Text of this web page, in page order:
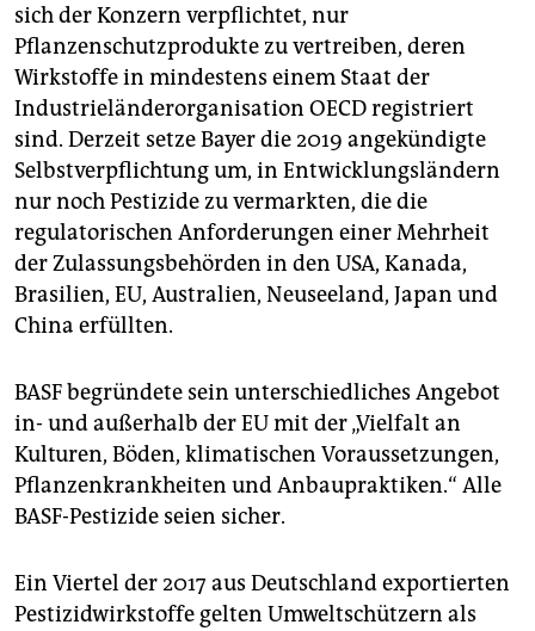
sich der Konzern verpflichtet, nur
Pflanzenschutzprodukte zu vertreiben, deren
Wirkstoffe in mindestens einem Staat der
Industrieländerorganisation OECD registriert
sind. Derzeit setze Bayer die 2019 angekündigte
Selbstverpflichtung um, in Entwicklungsländern
nur noch Pestizide zu vermarkten, die die
regulatorischen Anforderungen einer Mehrheit
der Zulassungsbehörden in den USA, Kanada,
Brasilien, EU, Australien, Neuseeland, Japan und
China erfüllten.
BASF begründete sein unterschiedliches Angebot
in- und außerhalb der EU mit der „Vielfalt an
Kulturen, Böden, klimatischen Voraussetzungen,
Pflanzenkrankheiten und Anbaupraktiken.“ Alle
BASF-Pestizide seien sicher.
Ein Viertel der 2017 aus Deutschland exportierten
Pestizidwirkstoffe gelten Umweltschützern als